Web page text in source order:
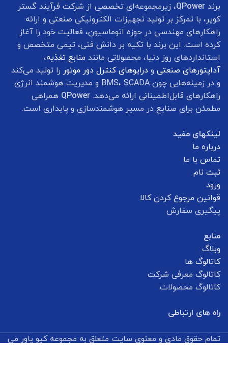
برند QPower، زیرمجموعه‌ای تخصصی از شرکت فرآیند گستر
کویر، با تمرکز بر تولید تجهیزات الکترونیکی صنعتی و ارائه
راهکارهای مهندسی در حوزه اتوماسیون، فعالیت خود را آغاز
کرده است. این برند با تکیه بر دانش فنی، تیمی متخصص و
استانداردهای روز دنیا، محصولاتی مانند منابع تغذیه،
آداپتورهای صنعتی و درایوهای کنترل دور موتور را تولید می‌کند
و در زمینه‌هایی چون BMS، SCADA و مدیریت هوشمند انرژی
راهکارهای قابل‌اطمینانی ارائه می‌دهد. QPower همراهی
مطمئن برای صنایع در مسیر هوشمندسازی و پایداری است.
لینکهای مفید
درباره ما
تماس با ما
ثبت نام
ورود
قوانین مرجوع کردن کالا
پیگیری سفارش
منابع
وبلاگ
کاتالوگ ها
کاتالوگ معرفی شرکت
کاتالوگ محصولات
راه های ارتباطی
تمام حقوق مادی و معنوی سایت متعلق به مجموعه کیو پاور می